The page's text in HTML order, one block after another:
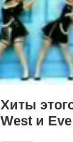
Хиты
West и Eve